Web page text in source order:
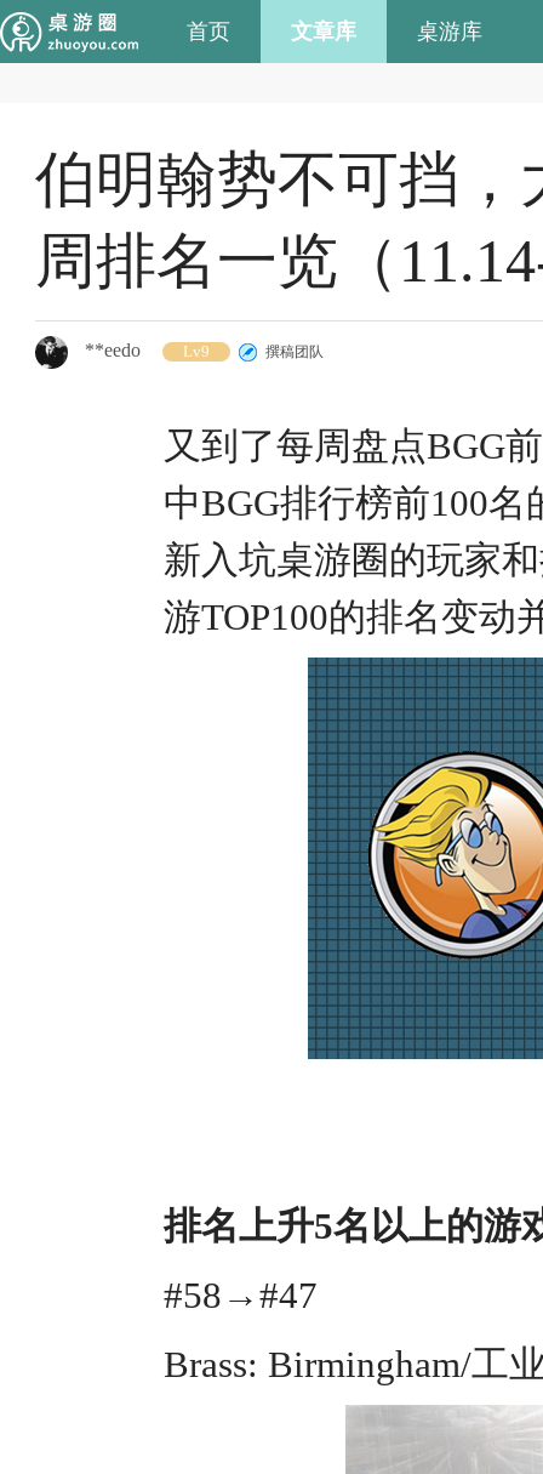
首页 文章库 桌游库
伯明翰势不可挡，
周排名一览（
**eedo Lv9 撰稿团队
又到了每周盘点BGG
中BGG排行榜前100
新入坑桌游圈的玩家
游TOP100的排名变动
排名上升5名以上的游
#58→#47
Brass: Birmingham/